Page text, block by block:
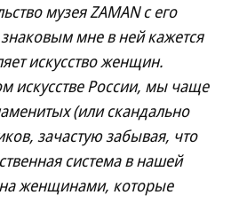
музея ZAMAN с его
мне в ней кажется
искусство женщин.
искусстве России, мы чаще
(или скандально
зачастую забывая, что
система в нашей
женщинами, которые